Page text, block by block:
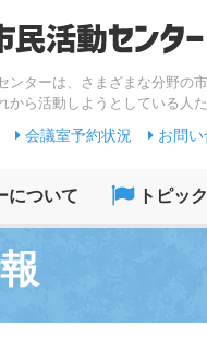
ンターは、さまざまな分野の
から活動しようとしている人
会議室予約状況 お問
について トピッ